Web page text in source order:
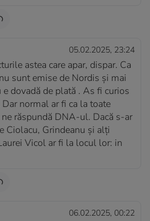
05.02.2025, 23:24
astea care apar, dispar. Ca
sunt emise de Nordis și mai
e dovadă de plată . As fi curios
normal ar fi ca la toate
răspundă DNA-ul. Dacă s-ar
Ciolacu, Grindeanu și alți
Vicol ar fi la locul lor: in
06.02.2025, 00:22